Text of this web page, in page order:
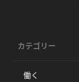
カテゴリー
働く